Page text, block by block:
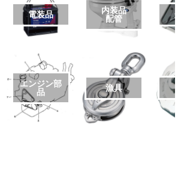
電装品
内装品
配管
艤
エンジン部
品
漁具